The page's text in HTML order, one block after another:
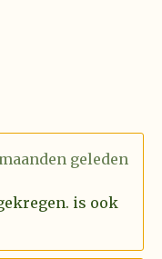
geleden
is ook